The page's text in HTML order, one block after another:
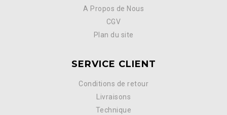
A Propos de Nous
CGV
Plan du site
SERVICE CLIENT
Conditions de retour
Livraisons
Technique